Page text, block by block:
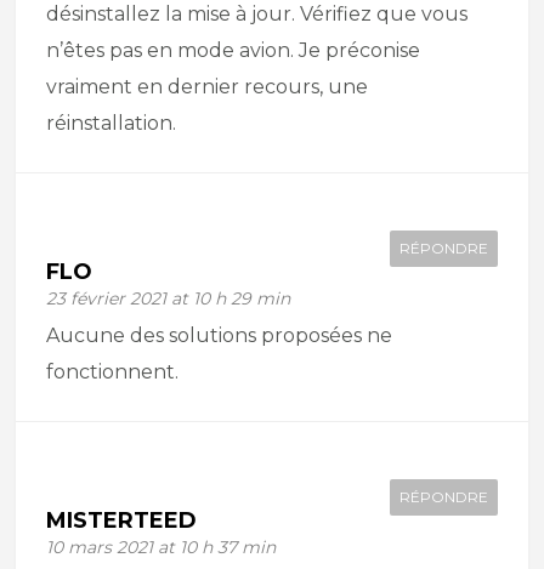
désinstallez la mise à jour. Vérifiez que vous
n’êtes pas en mode avion. Je préconise
vraiment en dernier recours, une
réinstallation.
FLO
23 février 2021 at 10 h 29 min
RÉPONDRE
Aucune des solutions proposées ne
fonctionnent.
MISTERTEED
10 mars 2021 at 10 h 37 min
RÉPONDRE